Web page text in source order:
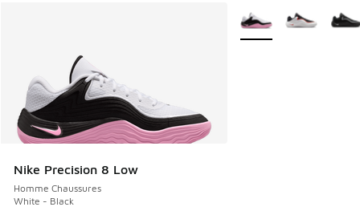
Nike Precision 8 Low
Homme Chaussures
White - Black
Plus de couleurs